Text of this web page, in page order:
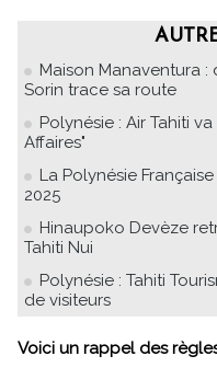
Maison Manaventura :
Sorin trace sa route
Polynésie : Air Tahiti
Affaires"
La Polynésie
2025
Hinaupoko Devèze
Tahiti Nui
Polynésie : Tahiti
de visiteurs
Voici un rappel des